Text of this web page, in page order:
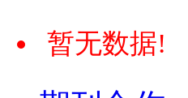
暂无数据!